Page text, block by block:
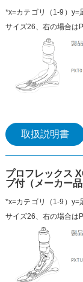
*x=カテゴリ（1-9）
サイズ26、右の場合は
取扱説明書
プロフレックス
プ付（メーカー
*x=カテゴリ（1-9）
サイズ26、右の場合は